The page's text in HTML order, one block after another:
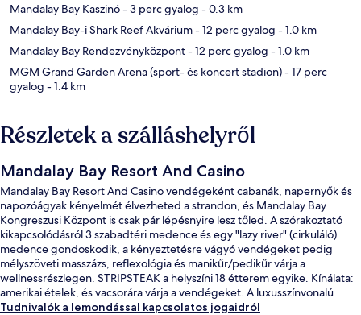
Mandalay Bay Kaszinó- 3 perc gyalog - 0.3 km
Mandalay Bay-i Shark Reef Akvárium- 12 perc gyalog - 1.0 km
Mandalay Bay Rendezvényközpont- 12 perc gyalog - 1.0 km
MGM Grand Garden Arena (sport- és koncert stadion)- 17 perc
gyalog - 1.4 km
Részletek a szálláshelyről
Mandalay Bay Resort And Casino
Mandalay Bay Resort And Casino vendégeként cabanák, napernyők és
napozóágyak kényelmét élvezheted a strandon, és Mandalay Bay
Kongreszusi Központ is csak pár lépésnyire lesz tőled. A szórakoztató
kikapcsolódásról 3 szabadtéri medence és egy "lazy river" (cirkuláló)
medence gondoskodik, a kényeztetésre vágyó vendégeket pedig
mélyszöveti masszázs, reflexológia és manikűr/pedikűr várja a
wellnessrészlegen. STRIPSTEAK a helyszíni 18 étterem egyike. Kínálata:
amerikai ételek, és vacsorára várja a vendégeket. A luxusszínvonalú
üdülő vendégeit 11 bár/társalgó, kaszinó és medence melletti bár is
Tudnivalók a lemondással kapcsolatos jogaidról